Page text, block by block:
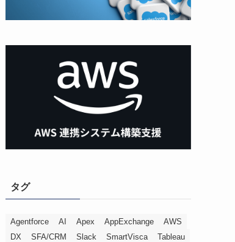
タグ
Agentforce AI Apex AppExchange
AWS
DX
SFA/CRM Slack SmartVisca
Tableau